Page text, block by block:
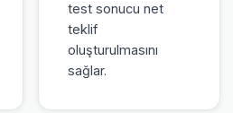
test sonucu net
teklif
oluşturulmasını
sağlar.